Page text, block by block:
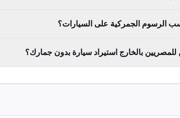
الرسوم الجمركية على السيارات؟
بالخارج استيراد سيارة بدون جمارك؟